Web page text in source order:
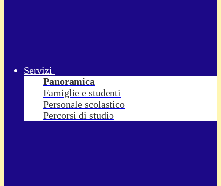
Servizi
Panoramica
Famiglie e studenti
Personale scolastico
Percorsi di studio